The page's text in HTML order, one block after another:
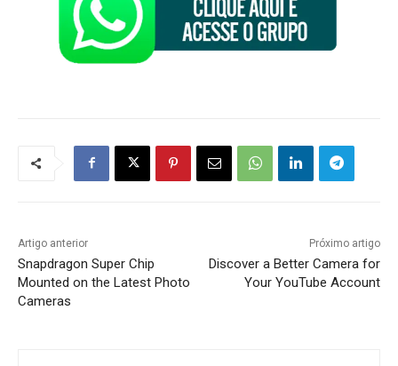
Artigo anterior
Snapdragon Super Chip
Mounted on the Latest Photo
Cameras
Próximo artigo
Discover a Better Camera for
Your YouTube Account